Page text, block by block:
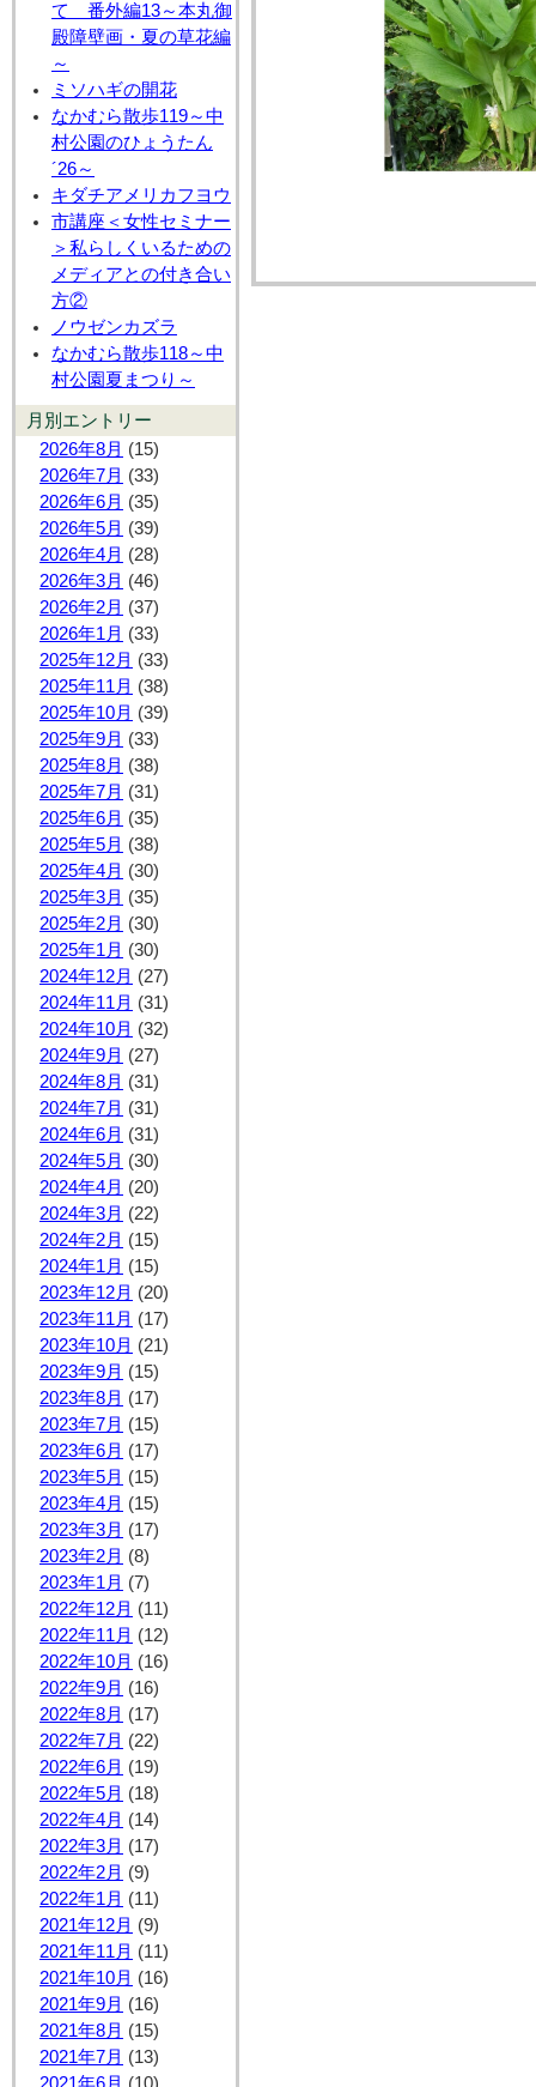
て 番外編13～本丸御
殿障壁画・夏の草花編
～
ミソハギの開花
なかむら散歩119～中
村公園のひょうたん
´26～
キダチアメリカフヨウ
市講座＜女性セミナー
＞私らしくいるための
メディアとの付き合い
方②
ノウゼンカズラ
なかむら散歩118～中
村公園夏まつり～
月別エントリー
2026年8月 (15)
2026年7月 (33)
2026年6月 (35)
2026年5月 (39)
2026年4月 (28)
2026年3月 (46)
2026年2月 (37)
2026年1月 (33)
2025年12月 (33)
2025年11月 (38)
2025年10月 (39)
2025年9月 (33)
2025年8月 (38)
2025年7月 (31)
2025年6月 (35)
2025年5月 (38)
2025年4月 (30)
2025年3月 (35)
2025年2月 (30)
2025年1月 (30)
2024年12月 (27)
2024年11月 (31)
2024年10月 (32)
2024年9月 (27)
2024年8月 (31)
2024年7月 (31)
2024年6月 (31)
2024年5月 (30)
2024年4月 (20)
2024年3月 (22)
2024年2月 (15)
2024年1月 (15)
2023年12月 (20)
2023年11月 (17)
2023年10月 (21)
2023年9月 (15)
2023年8月 (17)
2023年7月 (15)
2023年6月 (17)
2023年5月 (15)
2023年4月 (15)
2023年3月 (17)
2023年2月 (8)
2023年1月 (7)
2022年12月 (11)
2022年11月 (12)
2022年10月 (16)
2022年9月 (16)
2022年8月 (17)
2022年7月 (22)
2022年6月 (19)
2022年5月 (18)
2022年4月 (14)
2022年3月 (17)
2022年2月 (9)
2022年1月 (11)
2021年12月 (9)
2021年11月 (11)
2021年10月 (16)
2021年9月 (16)
2021年8月 (15)
2021年7月 (13)